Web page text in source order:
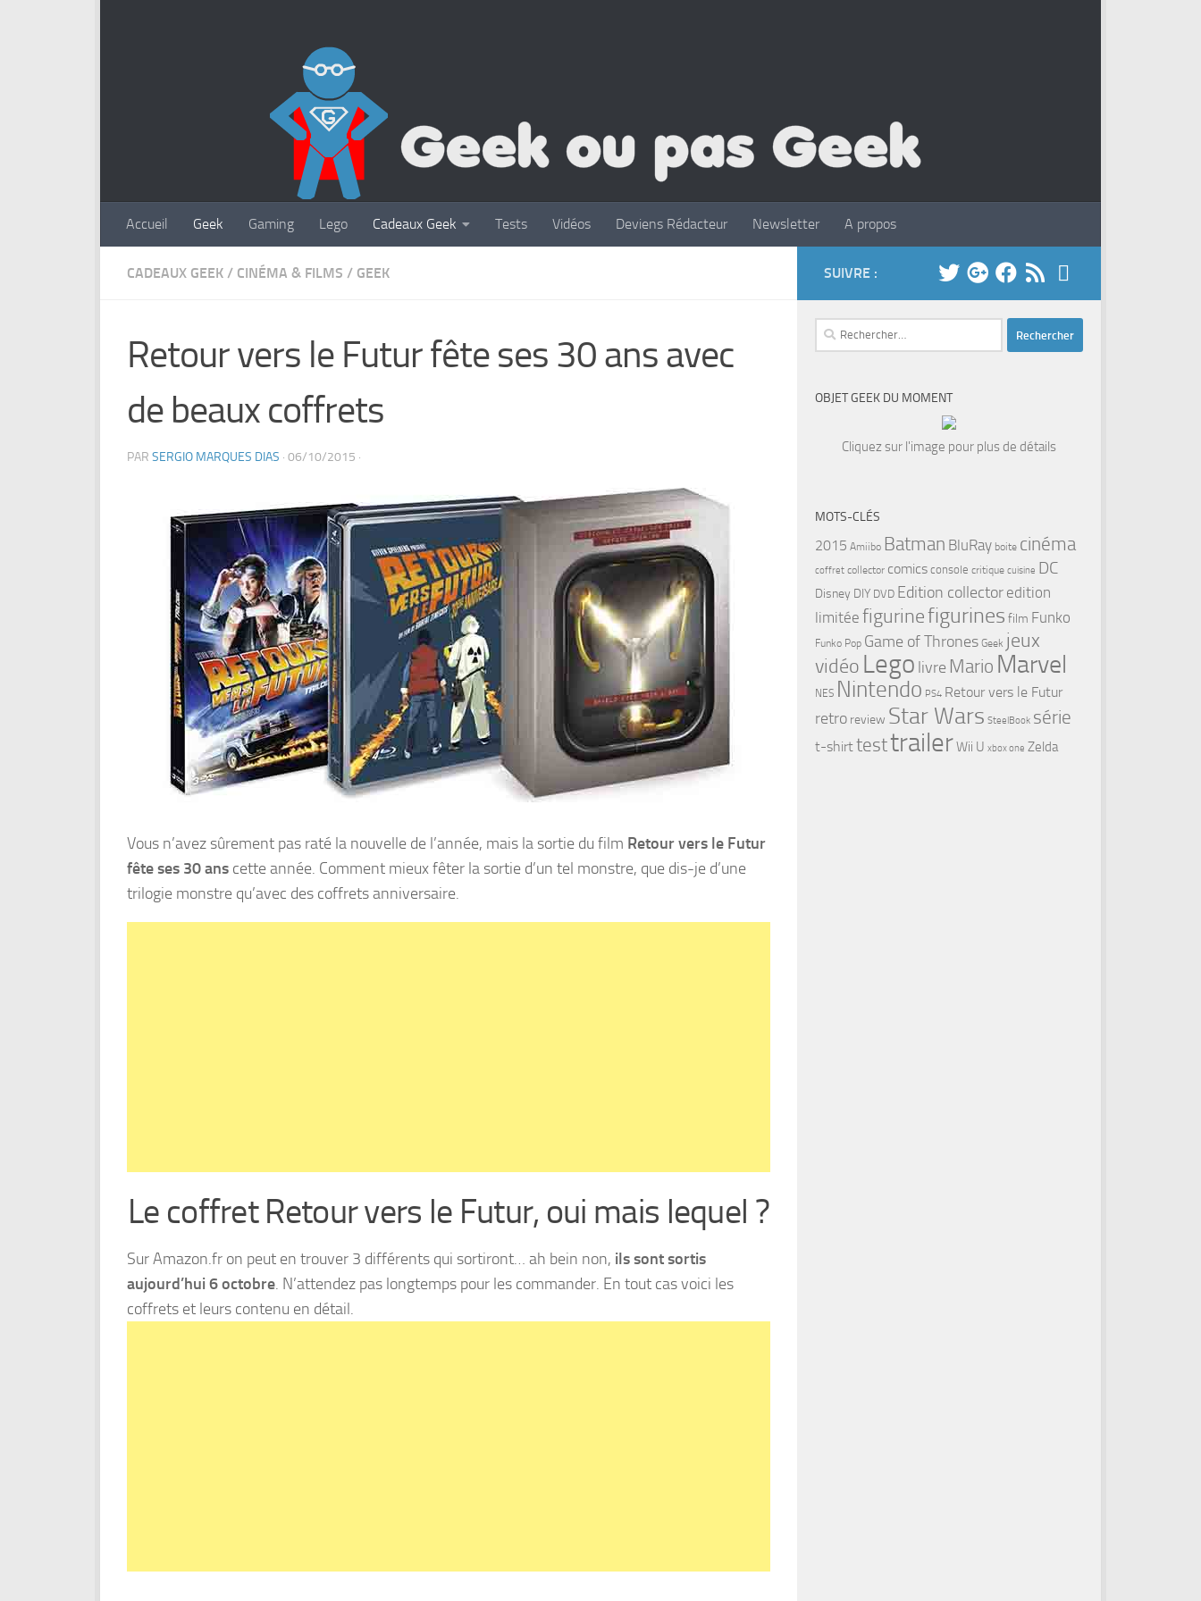
Accueil Geek Gaming Lego Cadeaux Geek Tests Vidéos Deviens Rédacteur Newsletter A propos
CADEAUX GEEK / CINÉMA & FILMS / GEEK
Retour vers le Futur fête ses 30 ans avec
de beaux coffrets
PAR SERGIO MARQUES DIAS · 06/10/2015 ·
Vous n’avez sûrement pas raté la nouvelle de l’année, mais la sortie du film Retour vers le Futur
fête ses 30 ans cette année. Comment mieux fêter la sortie d’un tel monstre, que dis-je d’une
trilogie monstre qu’avec des coffrets anniversaire.
Le coffret Retour vers le Futur, oui mais lequel ?
Sur Amazon.fr on peut en trouver 3 différents qui sortiront… ah bein non, ils sont sortis
aujourd’hui 6 octobre. N’attendez pas longtemps pour les commander. En tout cas voici les
coffrets et leurs contenu en détail.
SUIVRE :
Rechercher :
OBJET GEEK DU MOMENT
Cliquez sur l'image pour plus de détails
MOTS-CLÉS
2015 Amiibo Batman BluRay boite cinéma
coffret collector comics console critique cuisine DC
Disney DIY DVD Edition collector edition
limitée figurinefigurines film Funko
Funko Pop Game of Thrones Geek jeux
vidéo Lego livre Mario Marvel
NES Nintendo PS4 Retour vers le Futur
retro review Star Wars SteelBook série
t-shirttesttrailerWii U xbox one Zelda